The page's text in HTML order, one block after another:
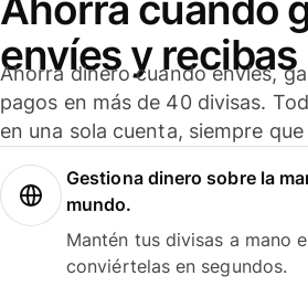
envíes y
Ahorra dinero cuando envíes,
pagos en más de 40 divisas.
en una sola cuenta, siempre
Gestiona dinero sobre la
mundo.
Mantén tus divisas a mano
conviértelas en segundos.